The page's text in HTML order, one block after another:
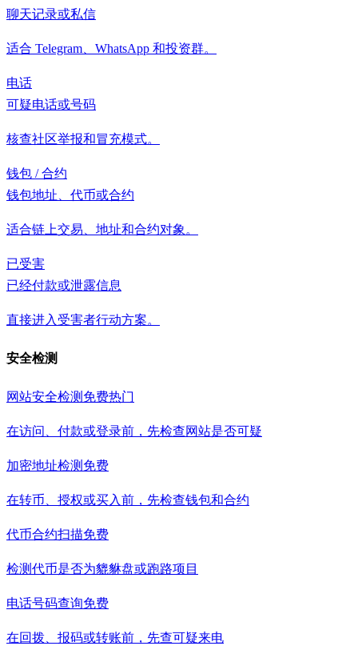
聊天记录或私信
适合 Telegram、WhatsApp 和投资群。
电话
可疑电话或号码
核查社区举报和冒充模式。
钱包 / 合约
钱包地址、代币或合约
适合链上交易、地址和合约对象。
已受害
已经付款或泄露信息
直接进入受害者行动方案。
安全检测
网站安全检测 免费热门
在访问、付款或登录前，先检查网站是否可疑
加密地址检测 免费
在转币、授权或买入前，先检查钱包和合约
代币合约扫描免费
检测代币是否为貔貅盘或跑路项目
电话号码查询免费
在回拨、报码或转账前，先查可疑来电